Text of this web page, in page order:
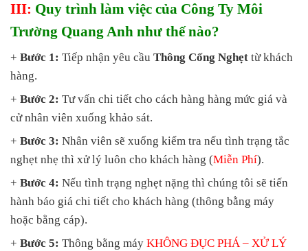
III: Quy trình làm việc của Công Ty Môi
Trường Quang Anh như thế nào?
+ Bước 1: Tiếp nhận yêu cầu Thông Cống Nghẹt từ khách
hàng.
+ Bước 2: Tư vấn chi tiết cho cách hàng hàng mức giá và
cử nhân viên xuống khảo sát.
+ Bước 3: Nhân viên sẽ xuống kiểm tra nếu tình trạng tắc
nghẹt nhẹ thì xử lý luôn cho khách hàng (Miễn Phí).
+ Bước 4: Nếu tình trạng nghẹt nặng thì chúng tôi sẽ tiến
hành báo giá chi tiết cho khách hàng (thông bằng máy
hoặc bằng cáp).
+ Bước 5: Thông bằng máy KHÔNG ĐỤC PHÁ – XỬ LÝ